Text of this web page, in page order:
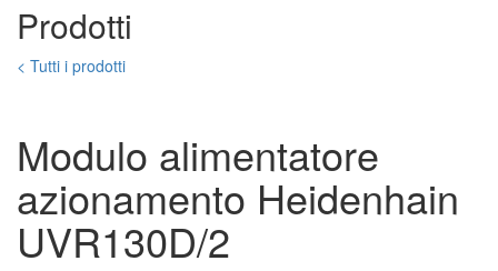
Prodotti
< Tutti i prodotti
Modulo alimentatore
azionamento Heidenhain
UVR130D/2